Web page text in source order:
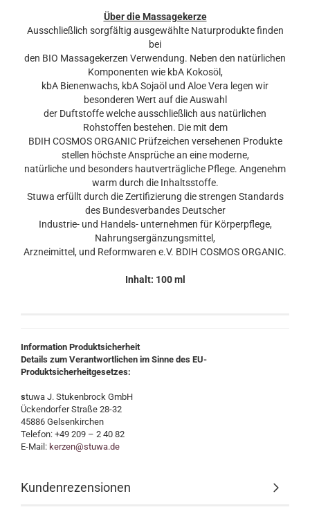
Über die Massagekerze
Ausschließlich sorgfältig ausgewählte Naturprodukte finden
bei
den BIO Massagekerzen Verwendung. Neben den natürlichen
Komponenten wie kbA Kokosöl,
kbA Bienenwachs, kbA Sojaöl und Aloe Vera legen wir
besonderen Wert auf die Auswahl
der Duftstoffe welche ausschließlich aus natürlichen
Rohstoffen bestehen. Die mit dem
BDIH COSMOS ORGANIC Prüfzeichen versehenen Produkte
stellen höchste Ansprüche an eine moderne,
natürliche und besonders hautverträgliche Pflege. Angenehm
warm durch die Inhaltsstoffe.
Stuwa erfüllt durch die Zertifizierung die strengen Standards
des Bundesverbandes Deutscher
Industrie- und Handels- unternehmen für Körperpflege,
Nahrungsergänzungsmittel,
Arzneimittel, und Reformwaren e.V. BDIH COSMOS ORGANIC.
Inhalt: 100 ml
Information Produktsicherheit
Details zum Verantwortlichen im Sinne des EU-
Produktsicherheitgesetzes:
stuwa J. Stukenbrock GmbH
Ückendorfer Straße 28-32
45886 Gelsenkirchen
Telefon: +49 209 – 2 40 82
E-Mail: kerzen@stuwa.de
Kundenrezensionen